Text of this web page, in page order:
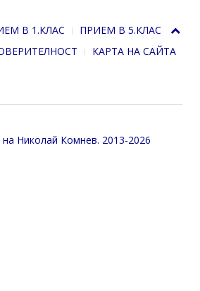
В 1.КЛАС
ПРИЕМ В 5.КЛАС
КАРТА НА САЙТА
Николай Комнев. 2013-2026